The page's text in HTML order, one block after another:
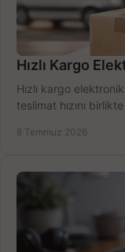
Hızlı Kargo
Hızlı kargo
teslimat hızını
8 Temmuz 2026